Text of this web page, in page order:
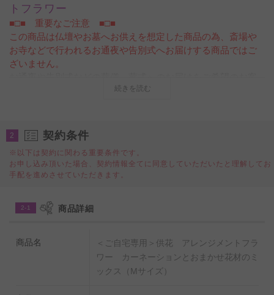
トフラワー
■□■ 重要なご注意 ■□■
この商品は仏壇やお墓へお供えを想定した商品の為、斎場や
お寺などで行われるお通夜や告別式へお届けする商品ではご
ざいません。
供花アレンジメント（洋花） 1万円コース
母の日の定番であるカーネーションを使用したお供え用アレ
ンジメントフラワーを全国に宅配でお届けします。
亡くなった母や義母のお仏壇のお供え花としておすすめで
す。
やみ花に限らずご葬儀後の自宅飾り（後飾り）、一周忌、三
ト花です。
カーネーションの供花は宅配でお届けします。
カードを同封しますので、大切なお取引先へのお悔やみ用ギ
続きを読む
2 契約条件
※以下は契約に関わる重要条件です。
お申し込み頂いた場合、契約情報全てに同意していただいたと理解してお
手配を進めさせていただきます。
2-1 商品詳細
商品名
＜ご自宅専用＞供花 アレンジメントフラ
ワー カーネーションとおまかせ花材のミ
ックス（Mサイズ）